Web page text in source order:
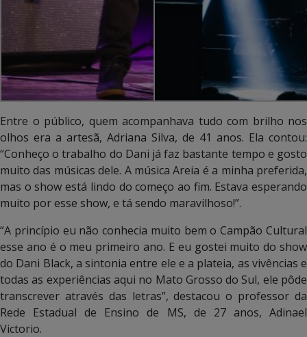
Entre o público, quem acompanhava tudo com brilho nos
olhos era a artesã, Adriana Silva, de 41 anos. Ela contou:
“Conheço o trabalho do Dani já faz bastante tempo e gosto
muito das músicas dele. A música Areia é a minha preferida,
mas o show está lindo do começo ao fim. Estava esperando
muito por esse show, e tá sendo maravilhoso!”.
“A princípio eu não conhecia muito bem o Campão Cultural
esse ano é o meu primeiro ano. E eu gostei muito do show
do Dani Black, a sintonia entre ele e a plateia, as vivências e
todas as experiências aqui no Mato Grosso do Sul, ele pôde
transcrever através das letras”, destacou o professor da
Rede Estadual de Ensino de MS, de 27 anos, Adinael
Victorio.